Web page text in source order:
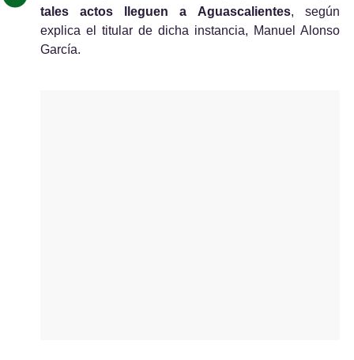
tales actos lleguen a Aguascalientes, según
explica el titular de dicha instancia, Manuel Alonso
García.